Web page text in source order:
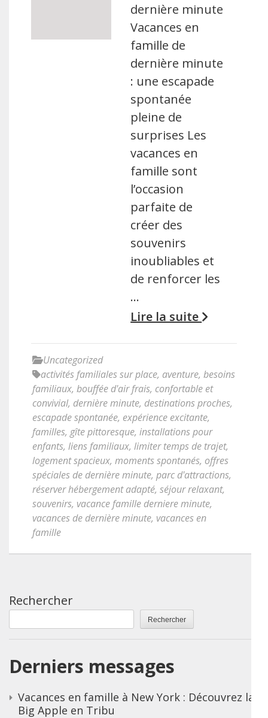
dernière minute
Vacances en
famille de
dernière minute
: une escapade
spontanée
pleine de
surprises Les
vacances en
famille sont
l’occasion
parfaite de
créer des
souvenirs
inoubliables et
de renforcer les
…
Lire la suite
Uncategorized
activités familiales sur place, aventure, besoins
familiaux, bouffée d'air frais, confortable et
convivial, dernière minute, destinations proches,
escapade spontanée, expérience excitante,
familles, gîte pittoresque, installations pour
enfants, liens familiaux, limiter temps de trajet,
logement spacieux, moments spontanés, offres
spéciales de dernière minute, parc d'attractions,
réserver hébergement adapté, séjour relaxant,
souvenirs, vacance famille derniere minute,
vacances de dernière minute, vacances en
famille
Rechercher
Rechercher
Derniers messages
Vacances en famille à New York : Découvrez la
Big Apple en Tribu